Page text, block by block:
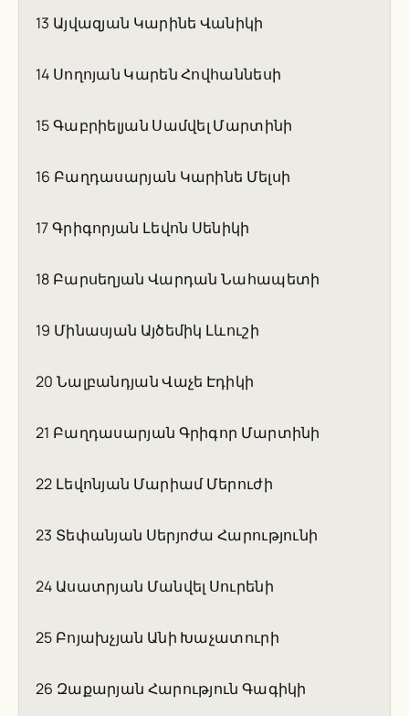
13 Այվազյան Կարինե Վանիկի
14 Սողոյան Կարեն Հովհաննեսի
15 Գաբրիելյան Սամվել Մարտինի
16 Բաղդասարյան Կարինե Մելսի
17 Գրիգորյան Լեվոն Սենիկի
18 Բարսեղյան Վարդան Նահապետի
19 Մինասյան Այծեմիկ Լևուշի
20 Նալբանդյան Վաչե Էդիկի
21 Բաղդասարյան Գրիգոր Մարտինի
22 Լեվոնյան Մարիամ Մերուժի
23 Տեփանյան Սերյոժա Հարությունի
24 Ասատրյան Մանվել Սուրենի
25 Բոյախչյան Անի Խաչատուրի
26 Զաքարյան Հարություն Գագիկի